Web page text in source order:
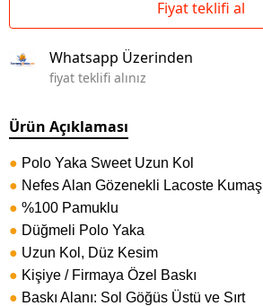
Fiyat teklifi al
Whatsapp Üzerinden
fiyat teklifi alınız
Ürün Açıklaması
● Polo Yaka Sweet Uzun Kol
● Nefes Alan Gözenekli Lacoste Kumaş
● %100 Pamuklu
● Düğmeli Polo Yaka
● Uzun Kol, Düz Kesim
● Kişiye / Firmaya Özel Baskı
● Baskı Alanı: Sol Göğüs Üstü ve Sırt